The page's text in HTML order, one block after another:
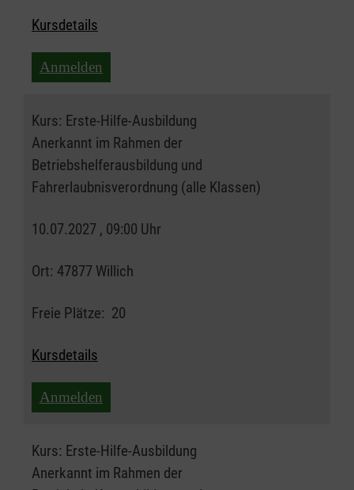
Kursdetails
Anmelden
Kurs: Erste-Hilfe-Ausbildung
Anerkannt im Rahmen der
Betriebshelferausbildung und
Fahrerlaubnisverordnung (alle Klassen)
10.07.2027 , 09:00 Uhr
Ort: 47877 Willich
Freie Plätze: 20
Kursdetails
Anmelden
Kurs: Erste-Hilfe-Ausbildung
Anerkannt im Rahmen der